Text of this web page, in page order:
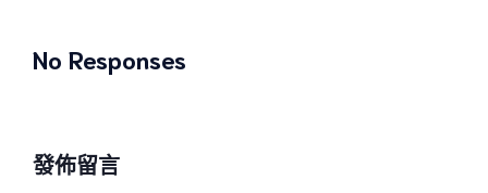
No Responses
發佈留言